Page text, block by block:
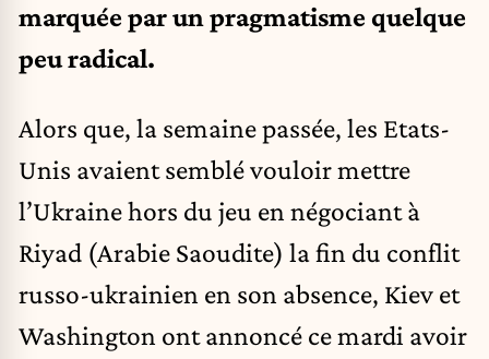
marquée par un pragmatisme quelque
peu radical.
Alors que, la semaine passée, les Etats-
Unis avaient semblé vouloir mettre
l’Ukraine hors du jeu en négociant à
Riyad (Arabie Saoudite) la fin du conflit
russo-ukrainien en son absence, Kiev et
Washington ont annoncé ce mardi avoir